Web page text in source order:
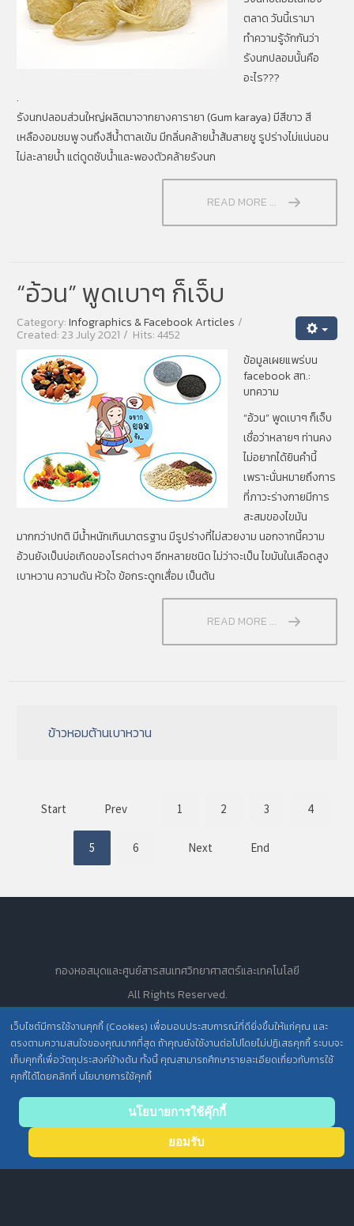
ตลาด วันนี้เรามา
ทำความรู้จักกันว่า
รังนกปลอมนั้นคือ
อะไร???
.
รังนกปลอมส่วนใหญ่ผลิตมาจากยางคารายา (Gum karaya) มีสีขาว สี
เหลืองอมชมพู จนถึงสีน้ำตาลเข้ม มีกลิ่นคล้ายน้ำส้มสายชู รูปร่างไม่แน่นอน
ไม่ละลายน้ำ แต่ดูดซับน้ำและพองตัวคล้ายรังนก
READ MORE ...
“อ้วน” พูดเบาๆ ก็เจ็บ
Category:Infographics & Facebook Articles
Created: 23 July 2021
Hits: 4452
ข้อมูลเผยแพร่บน
facebook สท.:
บทความ
“อ้วน” พูดเบาๆ ก็เจ็บ
เชื่อว่าหลายๆ ท่านคง
ไม่อยากได้ยินคำนี้
เพราะนั่นหมายถึงการ
ที่ภาวะร่างกายมีการ
สะสมของไขมัน
มากกว่าปกติ มีน้ำหนักเกินมาตรฐาน มีรูปร่างที่ไม่สวยงาม นอกจากนี้ความ
อ้วนยังเป็นบ่อเกิดของโรคต่างๆ อีกหลายชนิด ไม่ว่าจะเป็น ไขมันในเลือดสูง
เบาหวาน ความดัน หัวใจ ข้อกระดูกเสื่อม เป็นต้น
READ MORE ...
ข้าวหอมต้านเบาหวาน
Start Prev 1 2 3 4
5 6 Next End
เว็บไซต์มีการใช้งานคุกกี้ (Cookies) เพื่อมอบประสบการณ์ที่ดียิ่งขึ้นให้แก่คุณ และ
ตรงตามความสนใจของคุณมากที่สุด ถ้าคุณยังใช้งานต่อไปโดยไม่ปฏิเสธคุกกี้ ระบบจะ
เก็บคุกกี้เพื่อวัตถุประสงค์ข้างต้น ทั้งนี้ คุณสามารถศึกษารายละเอียดเกี่ยวกับการใช้
คุกกี้ได้โดยคลิกที่ นโยบายการใช้คุกกี้
นโยบายการใช้คุ๊กกี้
ยอมรับ
กองหอสมุดและศูนย์สารสนเทศวิทยาศาสตร์และเทคโนโลยี
All Rights Reserved.
นโยบายการคุ้มครองข้อมูลส่วนบุคคล วศ. /
ประกาศความเป็นส่วนตัว (Privacy Notice) สำหรับการบริการสารสนเทศ
to top